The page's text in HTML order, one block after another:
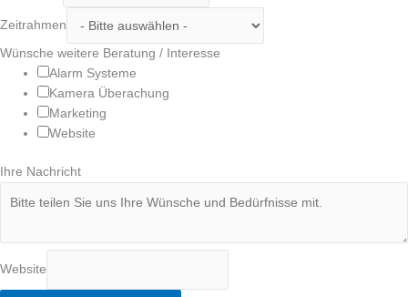
Zeitrahmen
Wünsche weitere Beratung / Interesse
Alarm Systeme
Kamera Überachung
Marketing
Website
Ihre Nachricht
Website